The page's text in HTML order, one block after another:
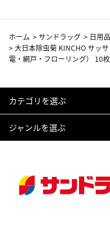
ホーム >サンドラッグ > 日用
>大日本除虫菊 KINCHO サッ
電・網戸・フローリング） 10枚
カテゴリを選ぶ
ジャンルを選ぶ